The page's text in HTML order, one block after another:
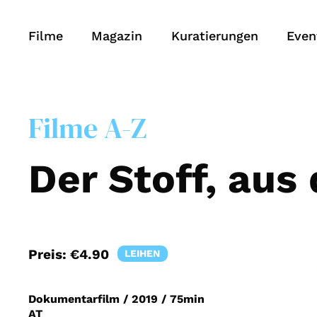
Filme Magazin Kuratierungen
Filme A-Z
Der Stoff, aus
Preis: €4.90 LEIHEN
Dokumentarfilm / 2019 / 75min
AT